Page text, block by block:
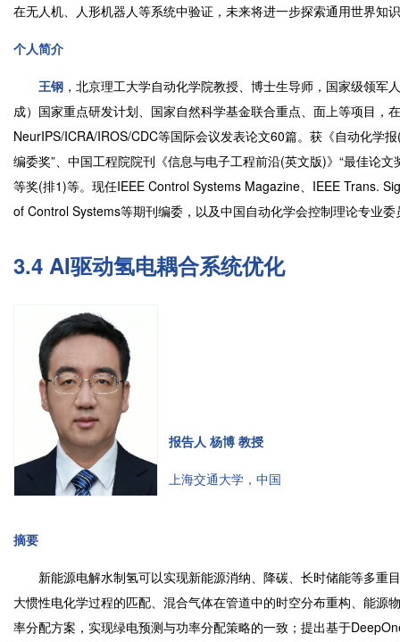
在无人机、人形机器人等系统中验证，未来将进一步探索通用世界知
个人简介
王钢 ，北京理工大学自动化学院教授、博士生导师，国家级领
成）国家重点研发计划、国家自然科学基金联合重点、面上等项目，
NeurIPS/ICRA/IROS/CDC等国际会议发表论文60篇。获《自动化学
编委奖”、中国工程院院刊《信息与电子工程前沿(英文版)》“最佳论
等奖(排1)等。现任IEEE Control Systems Magazine、IEEE Trans.
of Control Systems等期刊编委，以及中国自动化学会控制理论专业
3.4 AI驱动氢电耦合系统优化
报告人 杨博 教授
上海交通大学，中国
摘要
新能源电解水制氢可以实现新能源消纳、降碳、长时储能等多重
大惯性电化学过程的匹配、混合气体在管道中的时空分布重构、能
率分配方案，实现绿电预测与功率分配策略的一致；提出基于